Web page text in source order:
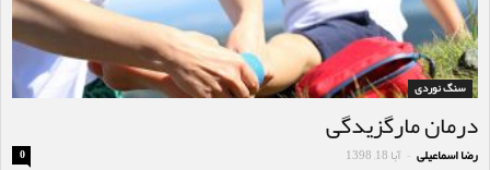
سنگ نوردی
درمان مارگزیدگی
رضا اسماعیلی - آبا 18, 1398 0